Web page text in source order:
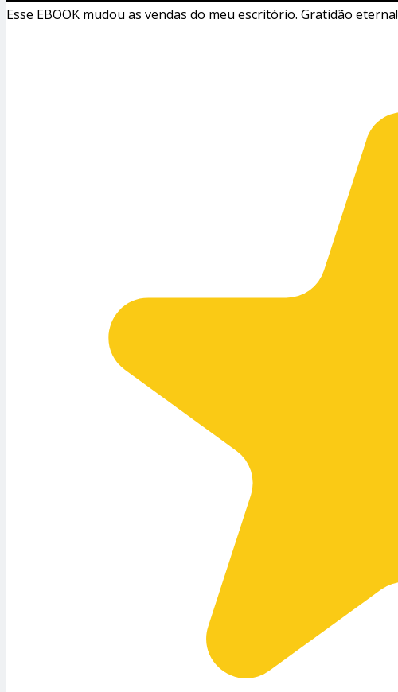
Esse EBOOK mudou as vendas do meu escritório. Gratidão eterna!